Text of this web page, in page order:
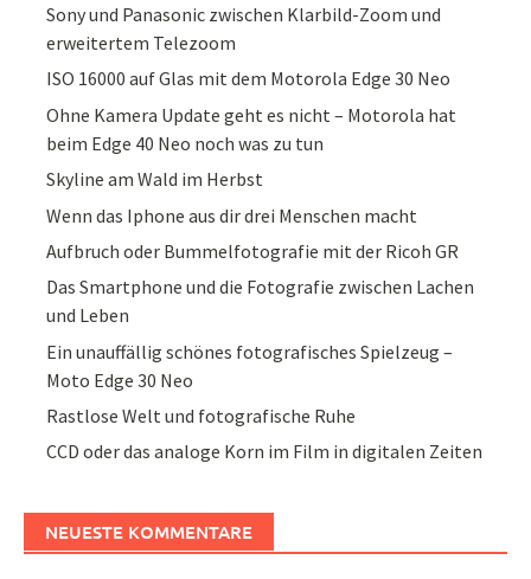
Sony und Panasonic zwischen Klarbild-Zoom und
erweitertem Telezoom
ISO 16000 auf Glas mit dem Motorola Edge 30 Neo
Ohne Kamera Update geht es nicht – Motorola hat
beim Edge 40 Neo noch was zu tun
Skyline am Wald im Herbst
Wenn das Iphone aus dir drei Menschen macht
Aufbruch oder Bummelfotografie mit der Ricoh GR
Das Smartphone und die Fotografie zwischen Lachen
und Leben
Ein unauffällig schönes fotografisches Spielzeug –
Moto Edge 30 Neo
Rastlose Welt und fotografische Ruhe
CCD oder das analoge Korn im Film in digitalen Zeiten
NEUESTE KOMMENTARE